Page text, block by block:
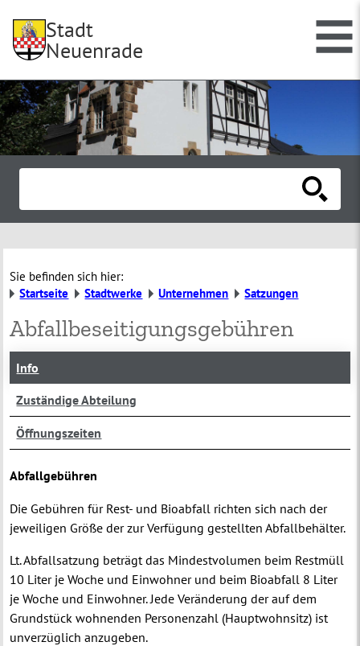
Stadt
Neuenrade
Sie befinden sich hier:
Startseite
Stadtwerke Unternehmen Satzungen
Abfallbeseitigungsgebühren
Info
Zuständige Abteilung
Öffnungszeiten
Abfallgebühren
Die Gebühren für Rest- und Bioabfall richten sich nach der
jeweiligen Größe der zur Verfügung gestellten Abfallbehälter.
Lt. Abfallsatzung beträgt das Mindestvolumen beim Restmüll
10 Liter je Woche und Einwohner und beim Bioabfall 8 Liter
je Woche und Einwohner. Jede Veränderung der auf dem
Grundstück wohnenden Personenzahl (Hauptwohnsitz) ist
unverzüglich anzugeben.